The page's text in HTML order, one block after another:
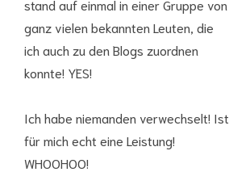
stand auf einmal in einer Gruppe von
ganz vielen bekannten Leuten, die
ich auch zu den Blogs zuordnen
konnte! YES!
Ich habe niemanden verwechselt! Ist
für mich echt eine Leistung!
WHOOHOO!